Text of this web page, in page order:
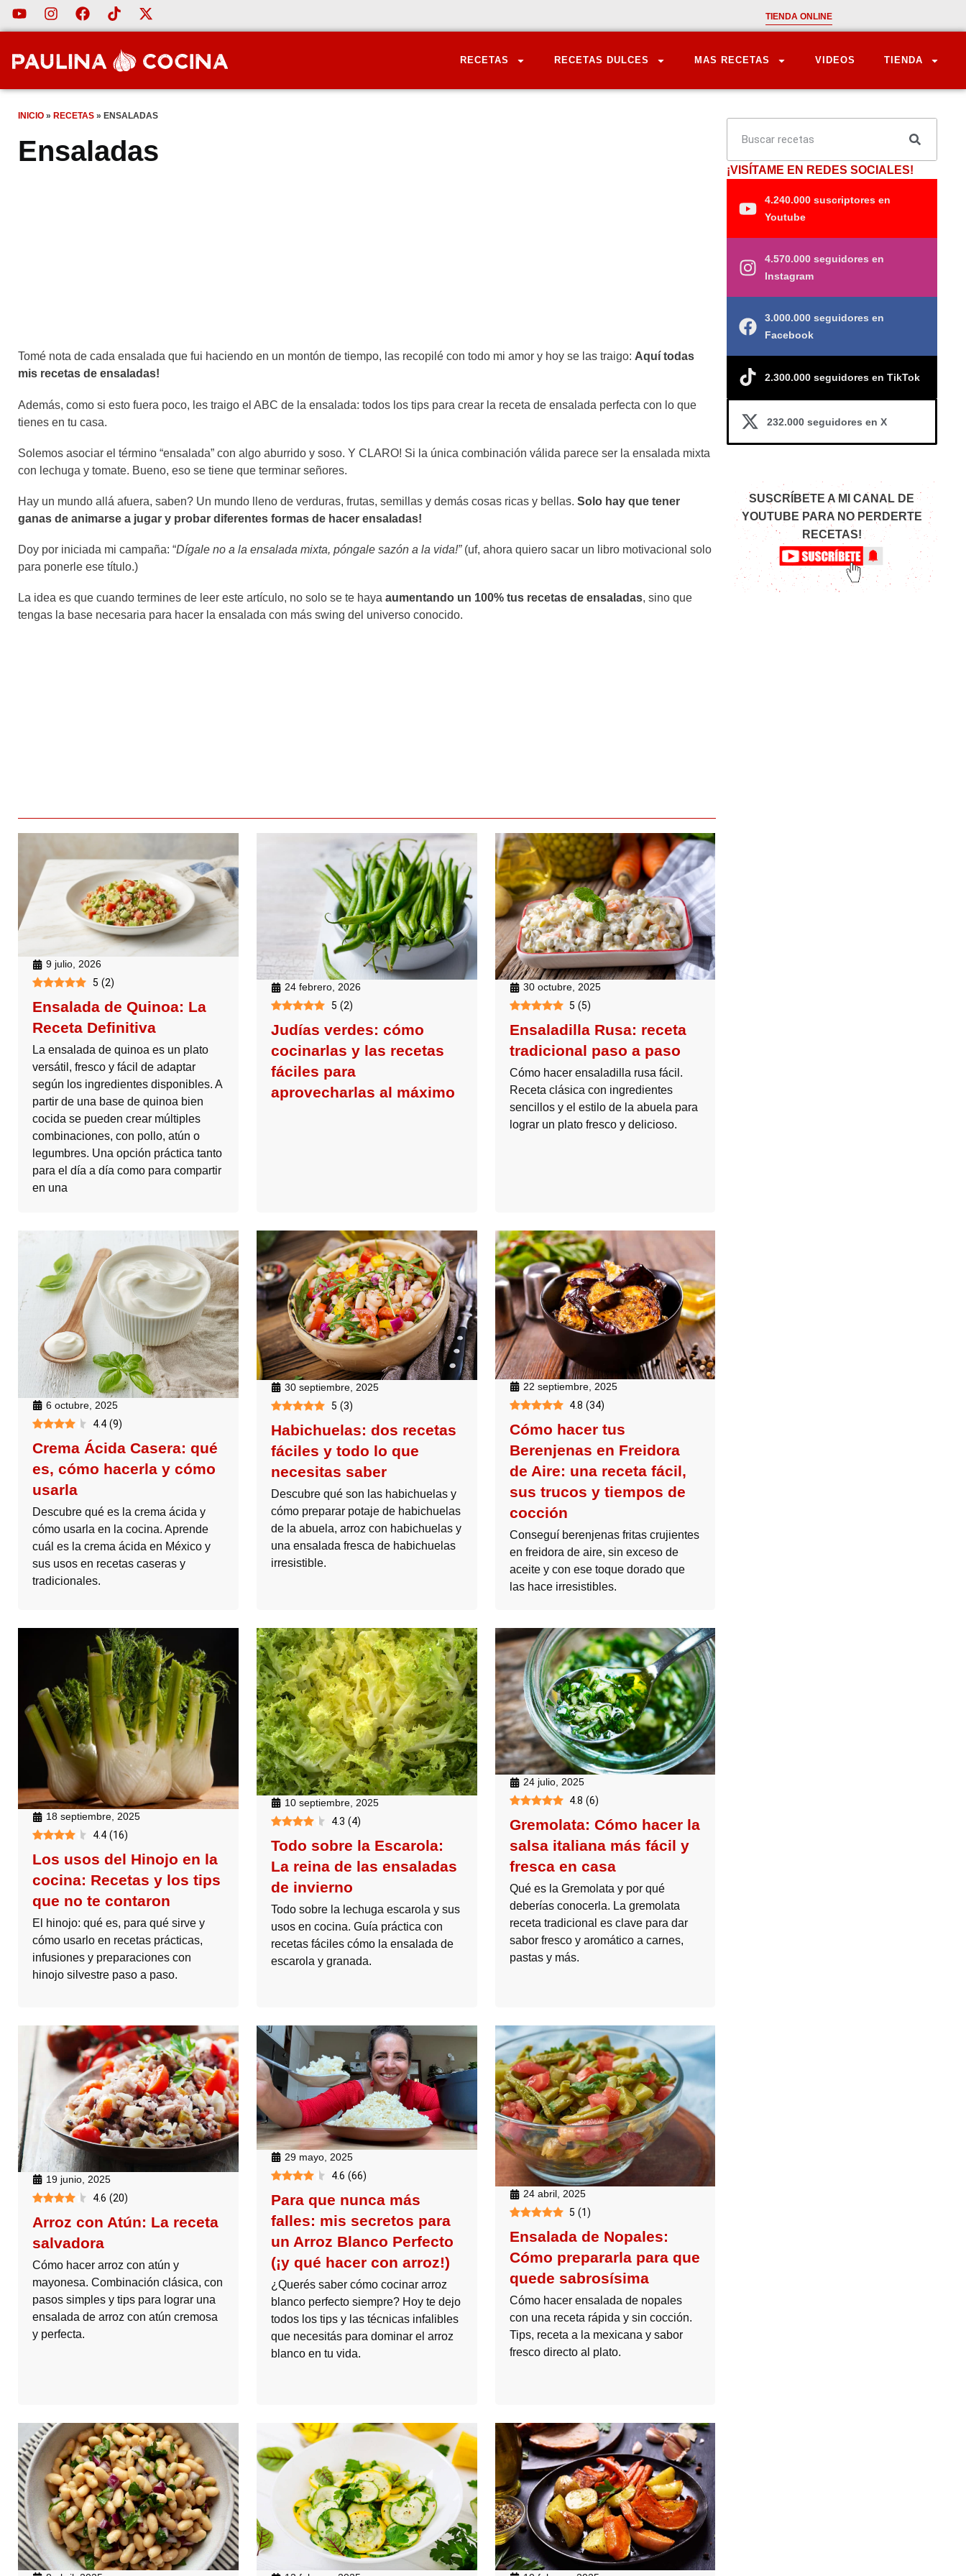
TIENDA ONLINE
RECETAS RECETAS DULCES MAS RECETAS VIDEOS TIENDA
INICIO » RECETAS » ENSALADAS
Ensaladas
Tomé nota de cada ensalada que fui haciendo en un montón de tiempo, las recopilé con todo mi amor y hoy se las traigo: Aquí todas
mis recetas de ensaladas!
Además, como si esto fuera poco, les traigo el ABC de la ensalada: todos los tips para crear la receta de ensalada perfecta con lo que
tienes en tu casa.
Solemos asociar el término “ensalada” con algo aburrido y soso. Y CLARO! Si la única combinación válida parece ser la ensalada mixta
con lechuga y tomate. Bueno, eso se tiene que terminar señores.
Hay un mundo allá afuera, saben? Un mundo lleno de verduras, frutas, semillas y demás cosas ricas y bellas. Solo hay que tener
ganas de animarse a jugar y probar diferentes formas de hacer ensaladas!
Doy por iniciada mi campaña: “Dígale no a la ensalada mixta, póngale sazón a la vida!” (uf, ahora quiero sacar un libro motivacional solo
para ponerle ese título.)
La idea es que cuando termines de leer este artículo, no solo se te haya aumentando un 100% tus recetas de ensaladas, sino que
tengas la base necesaria para hacer la ensalada con más swing del universo conocido.
9 julio, 2026
5 (2)
Ensalada de Quinoa: La
Receta Definitiva
La ensalada de quinoa es un plato
versátil, fresco y fácil de adaptar
según los ingredientes disponibles. A
partir de una base de quinoa bien
cocida se pueden crear múltiples
combinaciones, con pollo, atún o
legumbres. Una opción práctica tanto
para el día a día como para compartir
en una
24 febrero, 2026
5 (2)
Judías verdes: cómo
cocinarlas y las recetas
fáciles para
aprovecharlas al máximo
30 octubre, 2025
5 (5)
Ensaladilla Rusa: receta
tradicional paso a paso
Cómo hacer ensaladilla rusa fácil.
Receta clásica con ingredientes
sencillos y el estilo de la abuela para
lograr un plato fresco y delicioso.
6 octubre, 2025
4.4 (9)
Crema Ácida Casera: qué
es, cómo hacerla y cómo
usarla
Descubre qué es la crema ácida y
cómo usarla en la cocina. Aprende
cuál es la crema ácida en México y
sus usos en recetas caseras y
tradicionales.
30 septiembre, 2025
5 (3)
Habichuelas: dos recetas
fáciles y todo lo que
necesitas saber
Descubre qué son las habichuelas y
cómo preparar potaje de habichuelas
de la abuela, arroz con habichuelas y
una ensalada fresca de habichuelas
irresistible.
22 septiembre, 2025
4.8 (34)
Cómo hacer tus
Berenjenas en Freidora
de Aire: una receta fácil,
sus trucos y tiempos de
cocción
Conseguí berenjenas fritas crujientes
en freidora de aire, sin exceso de
aceite y con ese toque dorado que
las hace irresistibles.
18 septiembre, 2025
4.4 (16)
Los usos del Hinojo en la
cocina: Recetas y los tips
que no te contaron
El hinojo: qué es, para qué sirve y
cómo usarlo en recetas prácticas,
infusiones y preparaciones con
hinojo silvestre paso a paso.
10 septiembre, 2025
4.3 (4)
Todo sobre la Escarola:
La reina de las ensaladas
de invierno
Todo sobre la lechuga escarola y sus
usos en cocina. Guía práctica con
recetas fáciles cómo la ensalada de
escarola y granada.
24 julio, 2025
4.8 (6)
Gremolata: Cómo hacer la
salsa italiana más fácil y
fresca en casa
Qué es la Gremolata y por qué
deberías conocerla. La gremolata
receta tradicional es clave para dar
sabor fresco y aromático a carnes,
pastas y más.
19 junio, 2025
4.6 (20)
Arroz con Atún: La receta
salvadora
Cómo hacer arroz con atún y
mayonesa. Combinación clásica, con
pasos simples y tips para lograr una
ensalada de arroz con atún cremosa
y perfecta.
29 mayo, 2025
4.6 (66)
Para que nunca más
falles: mis secretos para
un Arroz Blanco Perfecto
(¡y qué hacer con arroz!)
¿Querés saber cómo cocinar arroz
blanco perfecto siempre? Hoy te dejo
todos los tips y las técnicas infalibles
que necesitás para dominar el arroz
blanco en tu vida.
24 abril, 2025
5 (1)
Ensalada de Nopales:
Cómo prepararla para que
quede sabrosísima
Cómo hacer ensalada de nopales
con una receta rápida y sin cocción.
Tips, receta a la mexicana y sabor
fresco directo al plato.
¡VISÍTAME EN REDES SOCIALES!
4.240.000 suscriptores en
Youtube
4.570.000 seguidores en
Instagram
3.000.000 seguidores en
Facebook
2.300.000 seguidores en TikTok
232.000 seguidores en X
SUSCRÍBETE A MI CANAL DE
YOUTUBE PARA NO PERDERTE
RECETAS!